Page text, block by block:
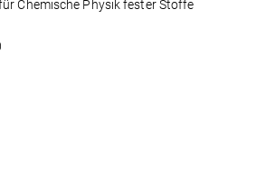
Chemische Physik fester Stoffe